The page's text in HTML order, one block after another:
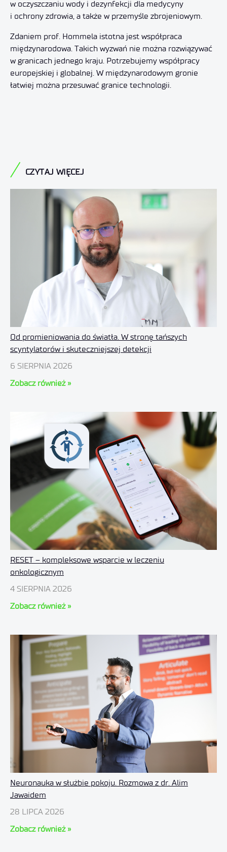
w oczyszczaniu wody i dezynfekcji dla medycyny
i ochrony zdrowia, a także w przemyśle zbrojeniowym.
Zdaniem prof. Hommela istotna jest współpraca
międzynarodowa. Takich wyzwań nie można rozwiązywać
w granicach jednego kraju. Potrzebujemy współpracy
europejskiej i globalnej. W międzynarodowym gronie
łatwiej można przesuwać granice technologii.
CZYTAJ WIĘCEJ
Od promieniowania do światła. W stronę tańszych
scyntylatorów i skuteczniejszej detekcji
6 SIERPNIA 2026
Zobacz również »
RESET – kompleksowe wsparcie w leczeniu
onkologicznym
4 SIERPNIA 2026
Zobacz również »
Neuronauka w służbie pokoju. Rozmowa z dr. Alim
Jawaidem
28 LIPCA 2026
Zobacz również »